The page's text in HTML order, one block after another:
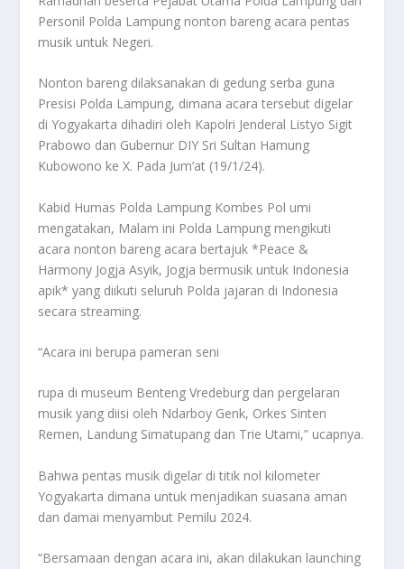
Personil Polda Lampung nonton bareng acara pentas
musik untuk Negeri.
Nonton bareng dilaksanakan di gedung serba guna
Presisi Polda Lampung, dimana acara tersebut digelar
di Yogyakarta dihadiri oleh Kapolri Jenderal Listyo Sigit
Prabowo dan Gubernur DIY Sri Sultan Hamung
Kubowono ke X. Pada Jum’at (19/1/24).
Kabid Humas Polda Lampung Kombes Pol umi
mengatakan, Malam ini Polda Lampung mengikuti
acara nonton bareng acara bertajuk *Peace &
Harmony Jogja Asyik, Jogja bermusik untuk Indonesia
apik* yang diikuti seluruh Polda jajaran di Indonesia
secara streaming.
“Acara ini berupa pameran seni
rupa di museum Benteng Vredeburg dan pergelaran
musik yang diisi oleh Ndarboy Genk, Orkes Sinten
Remen, Landung Simatupang dan Trie Utami,” ucapnya.
Bahwa pentas musik digelar di titik nol kilometer
Yogyakarta dimana untuk menjadikan suasana aman
dan damai menyambut Pemilu 2024.
“Bersamaan dengan acara ini, akan dilakukan launching